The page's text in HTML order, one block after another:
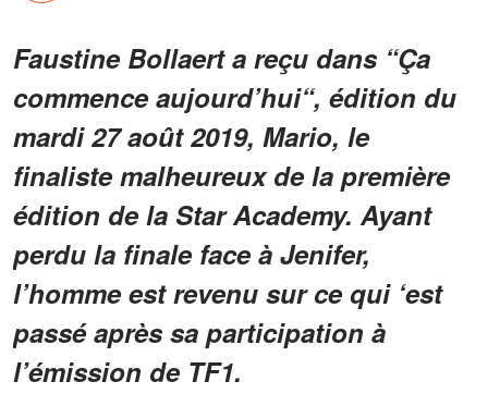
Faustine Bollaert a reçu dans “Ça
commence aujourd’hui“, édition du
mardi 27 août 2019, Mario, le
finaliste malheureux de la première
édition de la Star Academy. Ayant
perdu la finale face à Jenifer,
l’homme est revenu sur ce qui ‘est
passé après sa participation à
l’émission de TF1.